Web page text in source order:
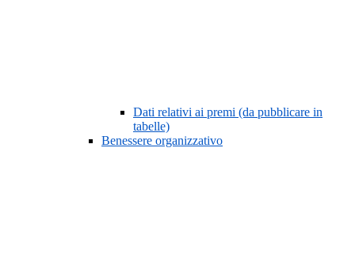
Dati relativi ai premi (da pubblicare in
tabelle)
Benessere organizzativo